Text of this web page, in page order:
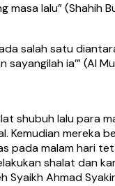
lalu” (Shahih
salah satu
ia’” (Al
shubuh lalu para
Kemudian mereka
pada malam hari
shalat dan
Syaikh Ahmad